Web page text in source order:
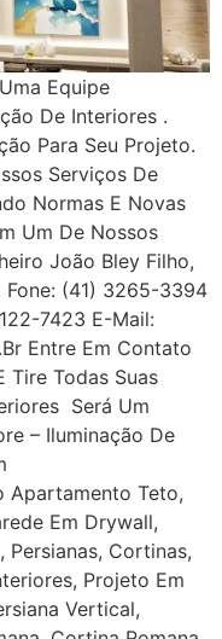
Equipe
De Interiores .
Para Seu Projeto.
Serviços De
Normas E Novas
Um De Nossos
João Bley Filho,
Fone: (41) 3265-3394
7423 E-Mail:
Entre Em Contato
Tire Todas Suas
Será Um
– Iluminação De
Apartamento Teto,
Em Drywall,
Persianas, Cortinas,
Projeto Em
Vertical,